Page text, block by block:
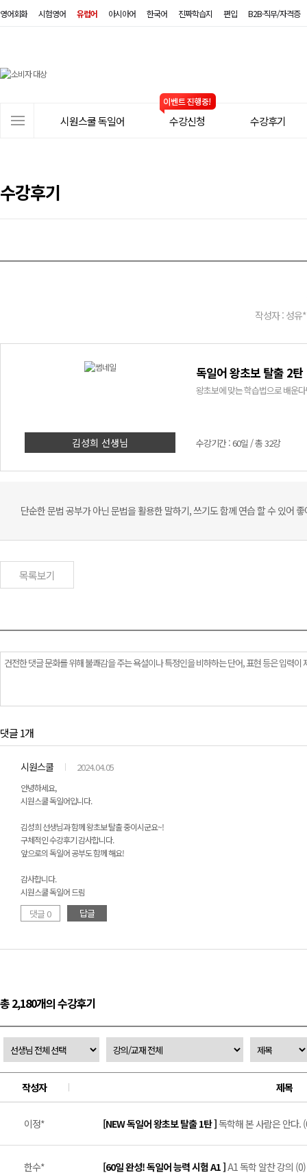
영어회화 시험영어 유럽어 아시아어 한국어 진짜학습지 편입 B2B·직무/자격증
뉴
시원스쿨 독일어 수강신청 수강후기
수강후기
작성자 : 성유*
김성희 선생님
독일어 왕초보 탈출 2탄
왕초보에 맞는 학습법으로 배운
수강기간 : 60일 / 총 32강
단순한 문법 공부가 아닌 문법을 활용한 말하기, 쓰기도 함께 연습 할 수 있어
목록보기
댓글 1개
시원스쿨 2024.04.05
안녕하세요,
시원스쿨 독일어입니다.
김성희 선생님과 함께 왕초보 탈출 중이시군요~!
구체적인 수강후기 감사합니다.
앞으로의 독일어 공부도 함께 해요!
감사합니다.
시원스쿨 독일어 드림
댓글 0 답글
총 2,180개의 수강후기
작성자 제목
이정* [NEW 독일어 왕초보 탈출 1탄 ]독학해 본 사람은 안다.
한수* [60일 완성! 독일어 능력 시험 A1 ]A1 독학 알찬 강의 (0)